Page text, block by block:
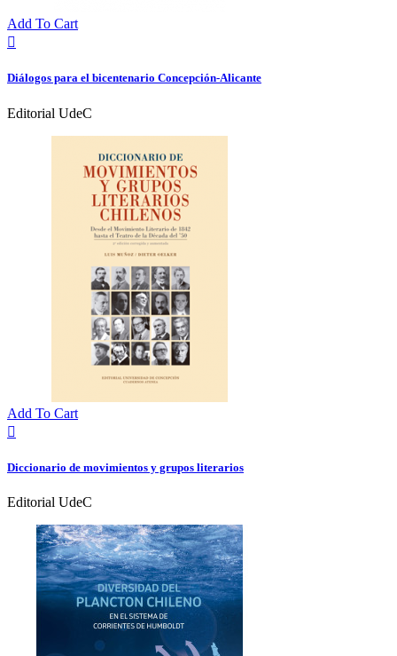
Add To Cart

Diálogos para el bicentenario Concepción-Alicante
Editorial UdeC
Add To Cart

Diccionario de movimientos y grupos literarios
Editorial UdeC